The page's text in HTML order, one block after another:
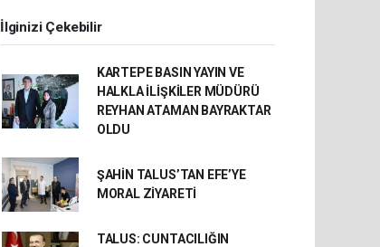
İlginizi Çekebilir
KARTEPE BASIN YAYIN VE
HALKLA İLİŞKİLER MÜDÜRÜ
REYHAN ATAMAN BAYRAKTAR
OLDU
ŞAHİN TALUS’TAN EFE’YE
MORAL ZİYARETİ
TALUS: CUNTACILIĞIN